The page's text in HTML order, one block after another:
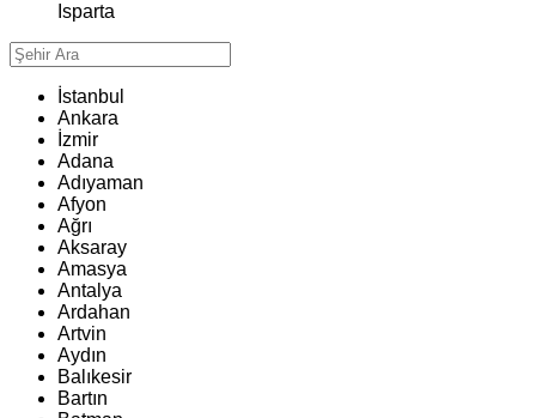
Isparta
İstanbul
Ankara
İzmir
Adana
Adıyaman
Afyon
Ağrı
Aksaray
Amasya
Antalya
Ardahan
Artvin
Aydın
Balıkesir
Bartın